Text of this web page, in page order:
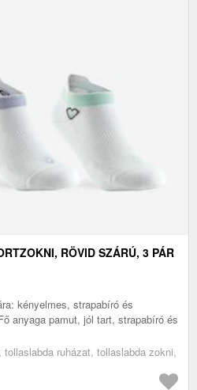
RÖVID SZÁRÚ, 3 PÁR
kényelmes, strapabíró és
anyaga pamut, jól tart, strapabíró és
ruházat, tollaslabda zokni,